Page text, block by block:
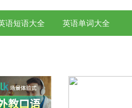
语短语大全 英语单词大全